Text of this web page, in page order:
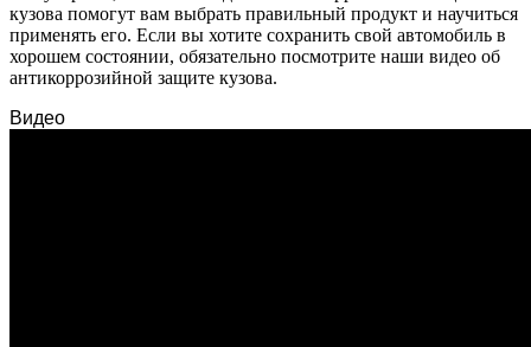
кузова помогут вам выбрать правильный продукт и научиться
применять его. Если вы хотите сохранить свой автомобиль в
хорошем состоянии, обязательно посмотрите наши видео об
антикоррозийной защите кузова.
Видео